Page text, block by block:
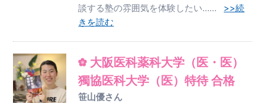
談する塾の雰囲気を体験したい…… >>続
きを読む
大阪医科薬科大学（医・医）
獨協医科大学（医）特待 合格
笹山優さん